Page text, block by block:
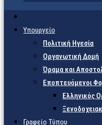
Υπουργείο
Πολιτική Ηγεσία
Οργανωτική Δομή
Όραμα και
Εποπτευόμενοι
Eλληνικός
Γραφείο Τύπου